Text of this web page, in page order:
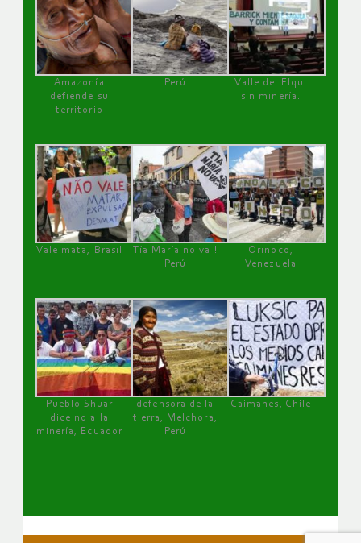
Amazonía
defiende su
territorio
Perú
Valle del Elqui
sin minería.
Vale mata, Brasil
Tía María no va !
Perú
Orinoco,
Venezuela
Pueblo Shuar
dice no a la
minería, Ecuador
defensora de la
tierra, Melchora,
Perú
Caimanes, Chile